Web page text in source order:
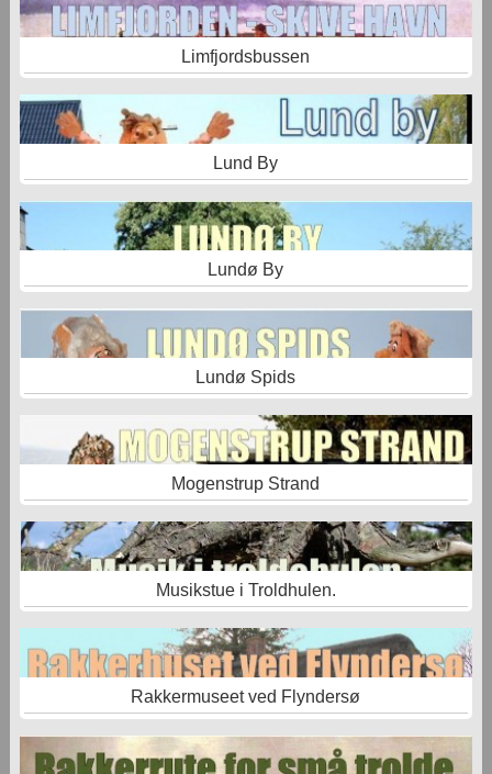
Limfjordsbussen
Lund By
Lundø By
Lundø Spids
Mogenstrup Strand
Musikstue i Troldhulen.
Rakkermuseet ved Flyndersø